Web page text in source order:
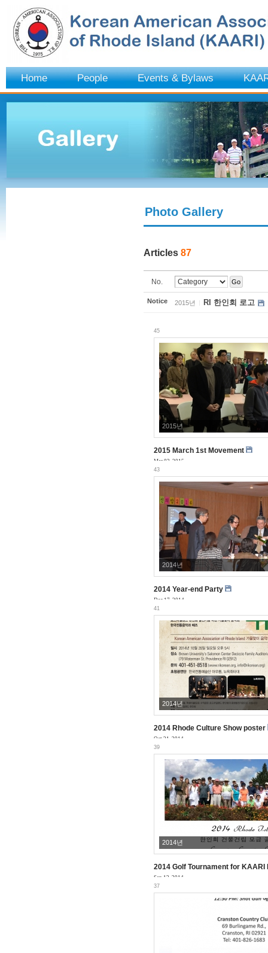
Home People Events & Bylaws
Photo Gallery
Articles 87
No. Go
Notice 2015년 RI 한인회 로고
45
2015년
2015 March 1st Movement
Mar 02, 2015
43
2014년
2014 Year-end Party
Dec 17, 2014
41
2014년
2014 Rhode Culture Show poster
Oct 21, 2014
39
2014년
2014 Golf Tournament for KAARI
Sep 12, 2014
37